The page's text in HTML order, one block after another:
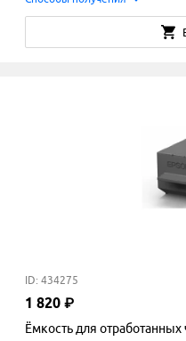
ID: 434275
1 820 ₽
Ёмкость для